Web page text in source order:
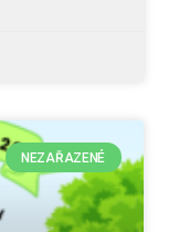
NEZAŘAZENÉ